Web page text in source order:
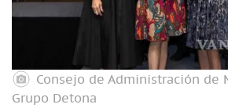
Consejo de Administración de
Grupo Detona